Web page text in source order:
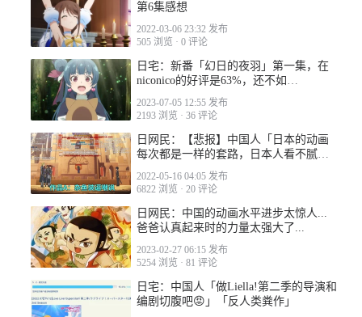
2023-04-06 08:15
第6集感想
2022-03-06 23:32 发布
505 浏览 · 0 评论
日宅：新番「幻日的夜羽」第一集，在
niconico的好评是63%，还不如
2023-07-05 12:55 发布
2193 浏览 · 36 评论
日网民：【悲报】中国人「日本的动画
每次都是一样的套路，日本人看不腻
2022-05-16 04:05 发布
6822 浏览 · 20 评论
日网民：中国的动画水平进步太惊人...
爸爸认真起来时的力量太强大了...
2023-02-27 06:15 发布
5254 浏览 · 81 评论
日宅：中国人「做Liella!第二季的导演和
编剧切腹吧😡」「反人类粪作」